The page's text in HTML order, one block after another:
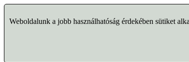
Weboldalunk a jobb használhatóság érdekében sütiket